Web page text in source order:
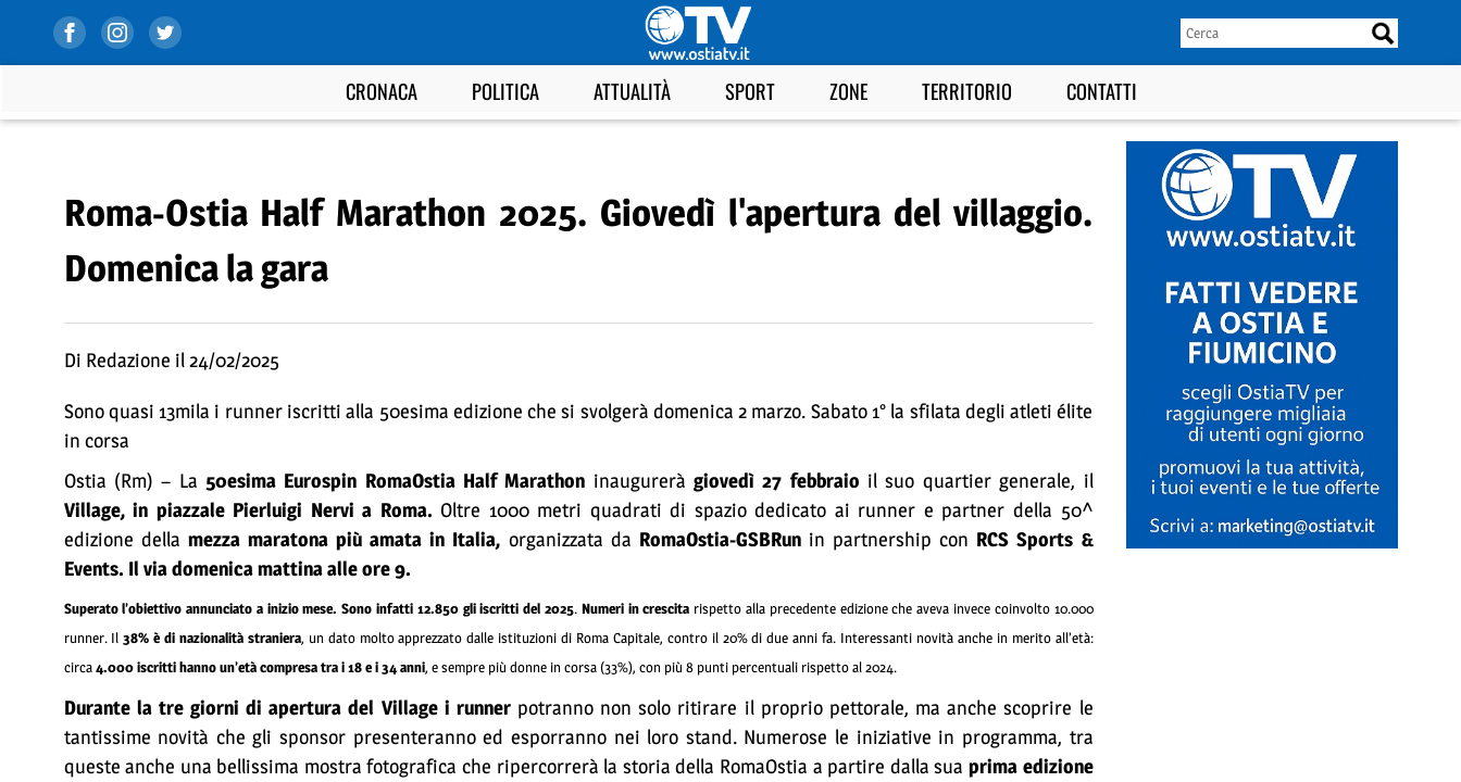
CRONACA POLITICA ATTUALITÀ SPORT ZONE TERRITORIO CONTATTI
Roma-Ostia Half Marathon 2025. Giovedì l'apertura del villaggio.
Domenica la gara
Di Redazione il 24/02/2025
Sono quasi 13mila i runner iscritti alla 50esima edizione che si svolgerà domenica 2 marzo. Sabato 1° la sfilata degli atleti élite
in corsa
Ostia (Rm) – La 50esima Eurospin RomaOstia Half Marathon inaugureràgiovedì 27 febbraio il suo quartier generale, il
Village, in piazzale Pierluigi Nervi a Roma. Oltre 1000 metri quadrati di spazio dedicato ai runner e partner della 50^
edizione della mezza maratona più amata in Italia, organizzata da RomaOstia-GSBRunin partnership con RCS Sports &
Events. Il via domenica mattina alle ore 9.
Superato l’obiettivo annunciato a inizio mese. Sono infatti 12.850 gli iscritti del 2025. Numeri in crescita rispetto alla precedente edizione che aveva invece coinvolto 10.000
runner. Il 38% è di nazionalità straniera, un dato molto apprezzato dalle istituzioni di Roma Capitale, contro il 20% di due anni fa. Interessanti novità anche in merito all’età:
circa4.000 iscritti hanno un’età compresa tra i 18 e i 34 anni, e sempre più donne in corsa (33%), con più 8 punti percentuali rispetto al 2024.
Durante la tre giorni di apertura del Village i runnerpotranno non solo ritirare il proprio pettorale, ma anche scoprire le
tantissime novità che gli sponsor presenteranno ed esporranno nei loro stand. Numerose le iniziative in programma, tra
queste anche una bellissima mostra fotografica che ripercorrerà la storia della RomaOstia a partire dalla sua prima edizione